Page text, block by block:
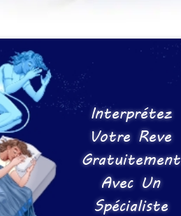
Interprétez
Votre Reve
Gratuitement
Avec Un
Spécialiste